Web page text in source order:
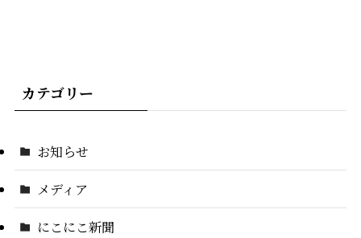
カテゴリー
お知らせ
メディア
にこにこ新聞